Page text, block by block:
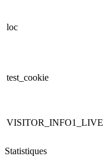
loc
test_cookie
VISITOR_INFO1_LIVE
Statistiques